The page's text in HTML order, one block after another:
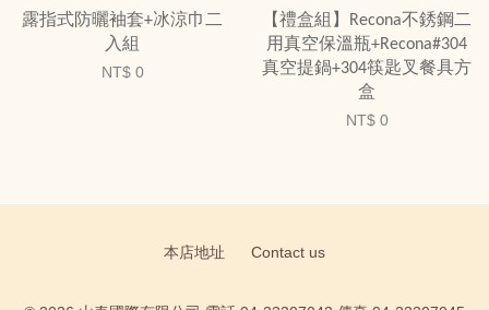
露指式防曬袖套+冰涼巾二
入組
NT$ 0
【禮盒組】Recona不銹鋼二
用真空保溫瓶+Recona#304
真空提鍋+304筷匙叉餐具方
盒
NT$ 0
本店地址 Contact us